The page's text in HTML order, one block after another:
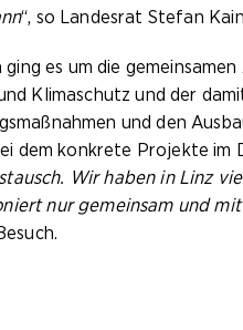
“, so Landesrat Stefan
es um die
Klimaschutz und der
und den
dem konkrete Projekte im
Wir haben in Linz
nur gemeinsam und